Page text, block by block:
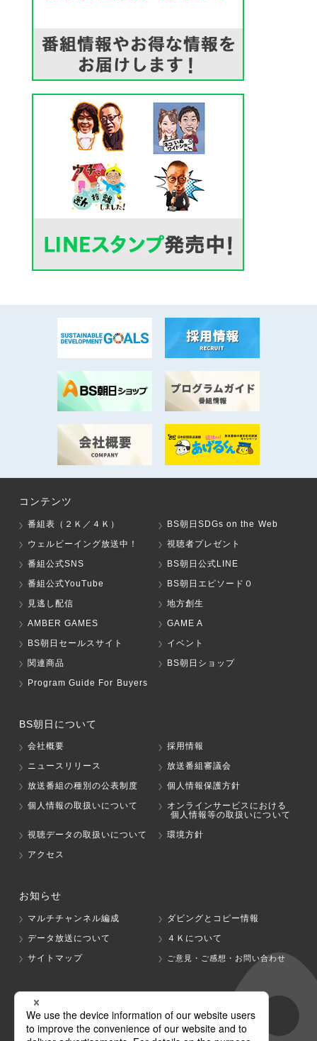
コンテンツ
番組表（２Ｋ／４Ｋ）
BS朝日SDGs on the Web
ウェルビーイング放送中！
視聴者プレゼント
番組公式SNS
BS朝日公式LINE
番組公式YouTube
BS朝日エピソード０
見逃し配信
地方創生
AMBER GAMES
GAME A
BS朝日セールスサイト
イベント
関連商品
BS朝日ショップ
Program Guide For Buyers
BS朝日について
会社概要
採用情報
ニュースリリース
放送番組審議会
放送番組の種別の公表制度
個人情報保護方針
個人情報の取扱いについて
オンラインサービスにおける
個人情報等の取扱いについて
視聴データの取扱いについて
環境方針
アクセス
お知らせ
マルチチャンネル編成
ダビングとコピー情報
データ放送について
４Ｋについて
サイトマップ
ご意見・ご感想・お問い合わせ
グループ会社
テレビ朝日 テレ朝チャンネル